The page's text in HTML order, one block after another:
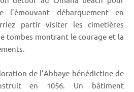
l’émouvant débarquement en
partir visiter les cimetières
tombes montrant le courage et la
de l’Abbaye bénédictine de
en 1056. Un bâtiment